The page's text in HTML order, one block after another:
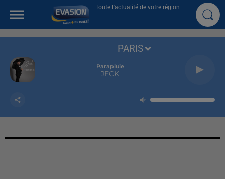
Toute l'actualité de votre région
Parapluie
JECK
PARIS